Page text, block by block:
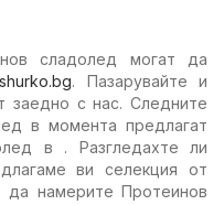
сладолед могат да
. Пазарувайте и
заедно с нас. Следните
в момента предлагат
в . Разгледахте ли
ви селекция от
намерите Протеинов